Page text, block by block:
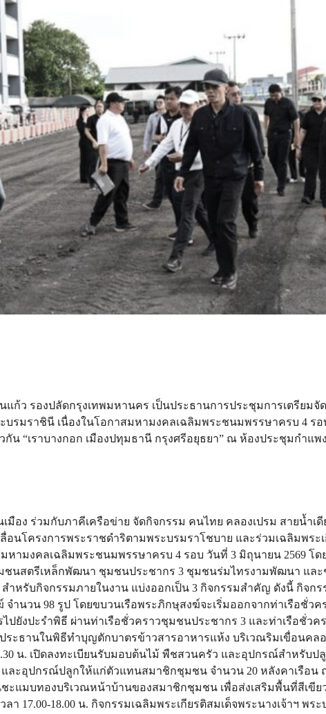
แก้ว รองปลัดกรุงเทพมหานคร เป็นประธานการประชุมการเตรียมจั
ะบรมราชินี เนื่องในโอกาสมหามงคลเฉลิมพระชนมพรรษาครบ 4 รอ
น “เราบางกอก เมืองปทุมธานี กรุงศรีอยุธยา” ณ ห้องประชุมกำแพ
อง ร่วมกับภาคีเครือข่าย จัดกิจกรรม คนไทย คลองเปรม สายน้ำเดี
อนโครงการพระราชดำริตามพระบรมราโชบาย และร่วมเฉลิมพระ
หามงคลเฉลิมพระชนมพรรษาครบ 4 รอบ วันที่ 3 มิถุนายน 2569 โ
ชนสตรีเหล็กพัฒนา ชุมชนประชากร 3 ชุมชนร่มไทรงามพัฒนา แล
ำหรับกิจกรรมภายในงาน แบ่งออกเป็น 3 กิจกรรมสำคัญ ดังนี้ กิจกรร
ำนวน 98 รูป โดยขบวนเรือพระภิกษุสงฆ์จะเริ่มออกจากท่าเรือชั่ว
ปยังปะรำพิธี ผ่านท่าเรือชั่วคราวชุมชนประชากร 3 และท่าเรือชั่วค
ะธานในพิธีทำบุญตักบาตรข้าวสารอาหารแห้ง บริเวณริมเขื่อนคลอ
น. เปิดลงทะเบียนรับมอบต้นไม้ พืชสวนครัว และอุปกรณ์สำหรับป
ละอุปกรณ์ปลูกให้แก่ตัวแทนสมาชิกชุมชน จำนวน 20 หลังคาเรือน
แมบทองบริเวณหน้าบ้านของสมาชิกชุมชน เพื่อส่งเสริมพื้นที่สีเขีย
17.00-18.00 น. กิจกรรมเฉลิมพระเกียรติสมเด็จพระนางเจ้าฯ พร